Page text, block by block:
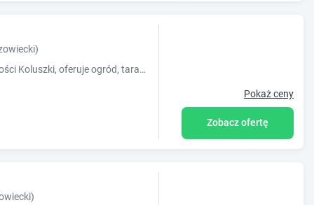
Obiekt Kozi Lasek, położony w miejscowości Koluszki, oferuje ogród, taras oraz różne opcje zakwaterowania, w których zapewniono bezpłatne Wi-F
Pokaż ceny
Zobacz ofertę